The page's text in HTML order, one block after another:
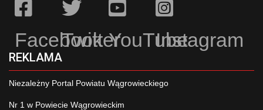
Facebook
TwitterYouTubeInstagram
REKLAMA
Niezależny Portal Powiatu Wągrowieckiego
Nr 1 w Powiecie Wągrowieckim